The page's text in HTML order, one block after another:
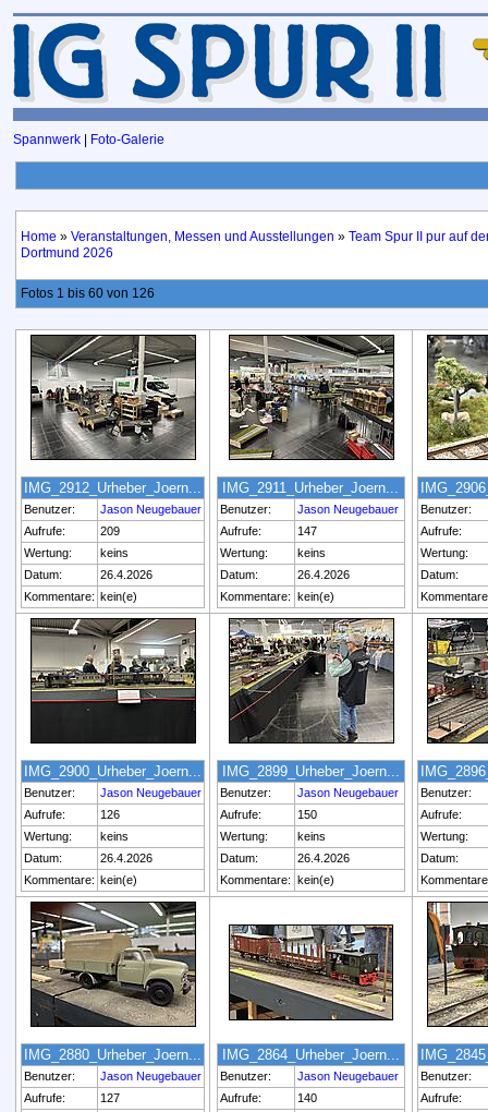
Spannwerk Foto-Galerie
Home » Veranstaltungen, Messen und Ausstellungen » Team Spur II pur auf
Dortmund 2026
Fotos 1 bis 60 von 126
IMG_2912_Urheber_Joern...
Benutzer:
Jason Neugebauer
Aufrufe:
209
Wertung:
keins
Datum:
26.4.2026
Kommentare: kein(e)
IMG_2911_Urheber_Joern...
Benutzer:
Jason Neugebauer
Aufrufe:
147
Wertung:
keins
Datum:
26.4.2026
Kommentare: kein(e)
Benutzer:
Aufrufe:
Wertung:
Datum:
IMG_2900_Urheber_Joern...
Benutzer:
Jason Neugebauer
Aufrufe:
126
Wertung:
keins
Datum:
26.4.2026
Kommentare: kein(e)
IMG_2899_Urheber_Joern...
Benutzer:
Jason Neugebauer
Aufrufe:
150
Wertung:
keins
Datum:
26.4.2026
Kommentare: kein(e)
Benutzer:
Aufrufe:
Wertung:
Datum:
IMG_2880_Urheber_Joern...
Benutzer:
Jason Neugebauer
Aufrufe:
127
IMG_2864_Urheber_Joern...
Benutzer:
Jason Neugebauer
Aufrufe:
140
Benutzer:
Aufrufe: